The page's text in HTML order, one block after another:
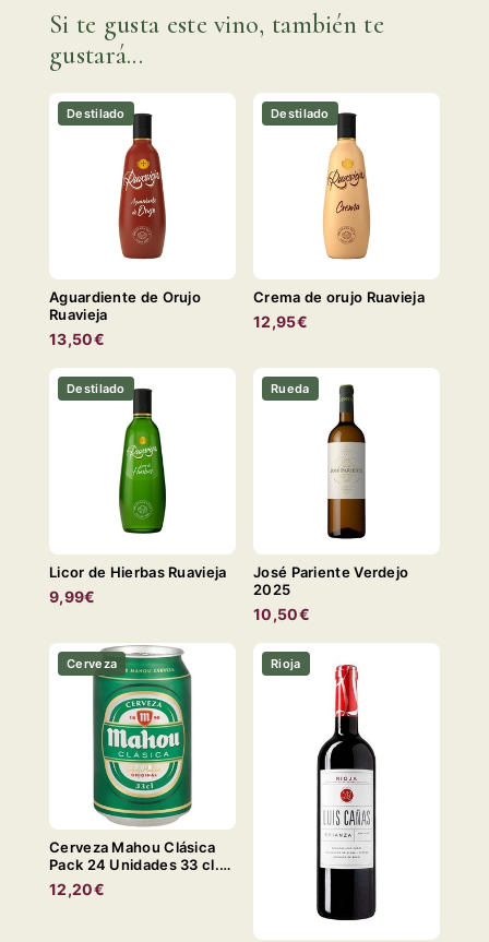
Si te gusta este vino, también te
gustará...
Destilado
Aguardiente de Orujo
Ruavieja
13,50€
Destilado
Crema de orujo Ruavieja
12,95€
Destilado
Licor de Hierbas Ruavieja
9,99€
Rueda
José Pariente Verdejo
2025
10,50€
Cerveza
Cerveza Mahou Clásica
Pack 24 Unidades 33 cl.
LATA
12,20€
Rioja